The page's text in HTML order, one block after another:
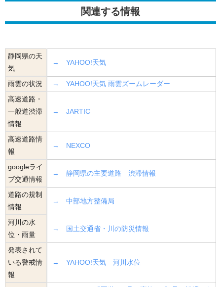
関連する情報
静岡県の天
気
→ YAHOO!天気
雨雲の状況
→ YAHOO!天気 雨雲ズームレーダー
高速道路・
一般道渋滞
情報
→ JARTIC
高速道路情
報
→ NEXCO
googleライ
ブ交通情報
→ 静岡県の主要道路 渋滞情報
道路の規制
情報
→ 中部地方整備局
河川の水
位・雨量
→ 国土交通省・川の防災情報
発表されて
いる警戒情
報
→ YAHOO!天気 河川水位